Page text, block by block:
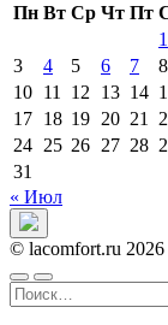
Пн Вт Ср Чт Пт
1
3
4 5 6 7 8
10 11 12 13 14
17 18 19 20 21
24 25 26 27 28
31
« Июл
© lacomfort.ru 2026
Найти: